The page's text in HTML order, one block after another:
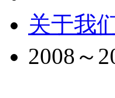
关于我
2008～